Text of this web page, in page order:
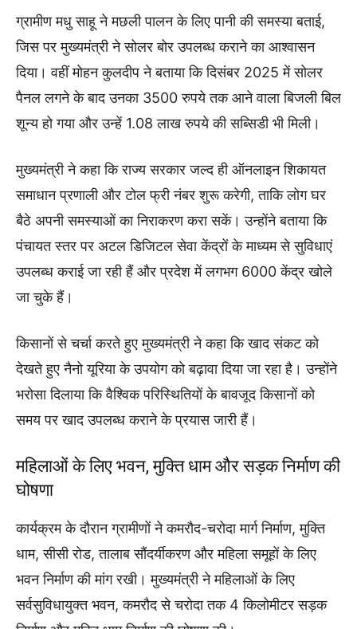
ग्रामीण मधु साहू ने मछली पालन के लिए पानी की समस्या बताई,
जिस पर मुख्यमंत्री ने सोलर बोर उपलब्ध कराने का आश्वासन
दिया। वहीं मोहन कुलदीप ने बताया कि दिसंबर 2025 में सोलर
पैनल लगने के बाद उनका 3500 रुपये तक आने वाला बिजली बिल
शून्य हो गया और उन्हें 1.08 लाख रुपये की सब्सिडी भी मिली।
मुख्यमंत्री ने कहा कि राज्य सरकार जल्द ही ऑनलाइन शिकायत
समाधान प्रणाली और टोल फ्री नंबर शुरू करेगी, ताकि लोग घर
बैठे अपनी समस्याओं का निराकरण करा सकें। उन्होंने बताया कि
पंचायत स्तर पर अटल डिजिटल सेवा केंद्रों के माध्यम से सुविधाएं
उपलब्ध कराई जा रही हैं और प्रदेश में लगभग 6000 केंद्र खोले
जा चुके हैं।
किसानों से चर्चा करते हुए मुख्यमंत्री ने कहा कि खाद संकट को
देखते हुए नैनो यूरिया के उपयोग को बढ़ावा दिया जा रहा है। उन्होंने
भरोसा दिलाया कि वैश्विक परिस्थितियों के बावजूद किसानों को
समय पर खाद उपलब्ध कराने के प्रयास जारी हैं।
महिलाओं के लिए भवन, मुक्ति धाम और सड़क निर्माण की
घोषणा
कार्यक्रम के दौरान ग्रामीणों ने कमरौद-चरोदा मार्ग निर्माण, मुक्ति
धाम, सीसी रोड, तालाब सौंदर्यीकरण और महिला समूहों के लिए
भवन निर्माण की मांग रखी। मुख्यमंत्री ने महिलाओं के लिए
सर्वसुविधायुक्त भवन, कमरौद से चरोदा तक 4 किलोमीटर सड़क